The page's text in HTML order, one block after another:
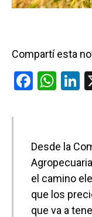
Compartí esta
F
b
o
o
k
W
s
A
p
p
n
Desde la
el camino
que los
que va a